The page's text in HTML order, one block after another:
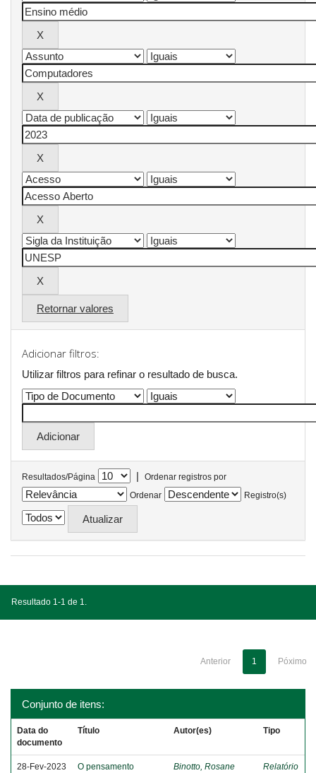
Retornar valores
Adicionar filtros:
Utilizar filtros para refinar o resultado de busca.
Resultados/Página |
Ordenar registros por
Ordenar
Registro(s)
Resultado 1-1 de 1.
Anterior 1 Póximo
Conjunto de itens:
Data do
documento
Título Autor(es) Tipo
28-Fev-2023
O pensamento
Binotto, Rosane
Relatório